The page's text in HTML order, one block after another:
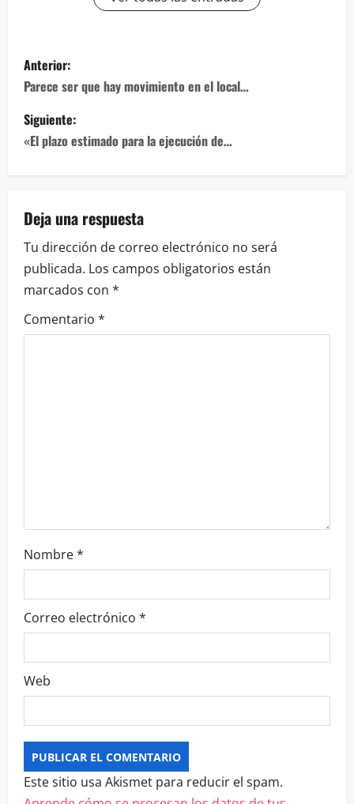
Navegación
de
entradas
Anterior:
Parece ser que hay movimiento en el local…
Siguiente:
«El plazo estimado para la ejecución de…
Deja una respuesta
Tu dirección de correo electrónico no será
publicada. Los campos obligatorios están
marcados con *
Comentario *
Nombre*
Correo electrónico *
Web
Este sitio usa Akismet para reducir el spam.